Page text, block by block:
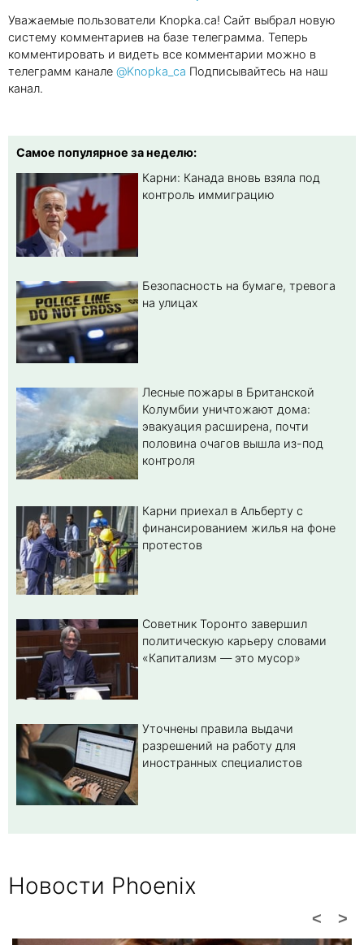
Уважаемые пользователи Knopka.ca! Сайт выбрал новую
систему комментариев на базе телеграмма. Теперь
комментировать и видеть все комментарии можно в
телеграмм канале @Knopka_ca Подписывайтесь на наш
канал.
Самое популярное за неделю:
Карни: Канада вновь взяла под
контроль иммиграцию
Безопасность на бумаге, тревога
на улицах
Лесные пожары в Британской
Колумбии уничтожают дома:
эвакуация расширена, почти
половина очагов вышла из-под
контроля
Карни приехал в Альберту с
финансированием жилья на фоне
протестов
Советник Торонто завершил
политическую карьеру словами
«Капитализм — это мусор»
Уточнены правила выдачи
разрешений на работу для
иностранных специалистов
Новости Phoenix
>
<